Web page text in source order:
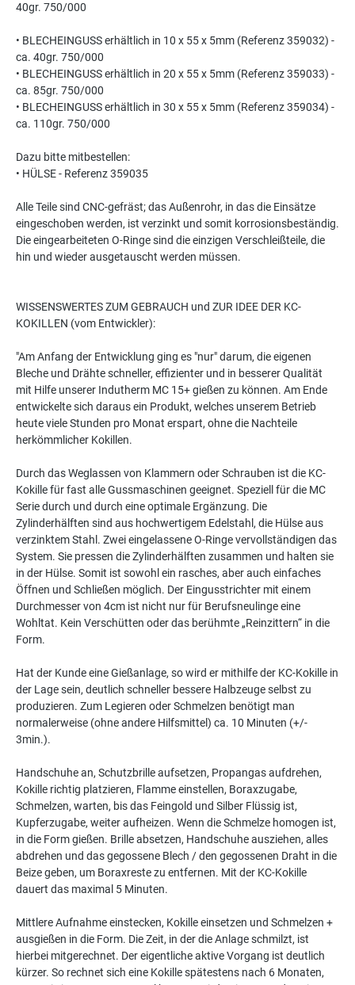
40gr. 750/000
• BLECHEINGUSS erhältlich in 10 x 55 x 5mm (Referenz 359032) -
ca. 40gr. 750/000
• BLECHEINGUSS erhältlich in 20 x 55 x 5mm (Referenz 359033) -
ca. 85gr. 750/000
• BLECHEINGUSS erhältlich in 30 x 55 x 5mm (Referenz 359034) -
ca. 110gr. 750/000
Dazu bitte mitbestellen:
• HÜLSE - Referenz 359035
Alle Teile sind CNC-gefräst; das Außenrohr, in das die Einsätze
eingeschoben werden, ist verzinkt und somit korrosionsbeständig.
Die eingearbeiteten O-Ringe sind die einzigen Verschleißteile, die
hin und wieder ausgetauscht werden müssen.
WISSENSWERTES ZUM GEBRAUCH und ZUR IDEE DER KC-
KOKILLEN (vom Entwickler):
"Am Anfang der Entwicklung ging es "nur" darum, die eigenen
Bleche und Drähte schneller, effizienter und in besserer Qualität
mit Hilfe unserer Indutherm MC 15+ gießen zu können. Am Ende
entwickelte sich daraus ein Produkt, welches unserem Betrieb
heute viele Stunden pro Monat erspart, ohne die Nachteile
herkömmlicher Kokillen.
Durch das Weglassen von Klammern oder Schrauben ist die KC-
Kokille für fast alle Gussmaschinen geeignet. Speziell für die MC
Serie durch und durch eine optimale Ergänzung. Die
Zylinderhälften sind aus hochwertigem Edelstahl, die Hülse aus
verzinktem Stahl. Zwei eingelassene O-Ringe vervollständigen das
System. Sie pressen die Zylinderhälften zusammen und halten sie
in der Hülse. Somit ist sowohl ein rasches, aber auch einfaches
Öffnen und Schließen möglich. Der Eingusstrichter mit einem
Durchmesser von 4cm ist nicht nur für Berufsneulinge eine
Wohltat. Kein Verschütten oder das berühmte „Reinzittern“ in die
Form.
Hat der Kunde eine Gießanlage, so wird er mithilfe der KC-Kokille in
der Lage sein, deutlich schneller bessere Halbzeuge selbst zu
produzieren. Zum Legieren oder Schmelzen benötigt man
normalerweise (ohne andere Hilfsmittel) ca. 10 Minuten (+/-
3min.).
Handschuhe an, Schutzbrille aufsetzen, Propangas aufdrehen,
Kokille richtig platzieren, Flamme einstellen, Boraxzugabe,
Schmelzen, warten, bis das Feingold und Silber Flüssig ist,
Kupferzugabe, weiter aufheizen. Wenn die Schmelze homogen ist,
in die Form gießen. Brille absetzen, Handschuhe ausziehen, alles
abdrehen und das gegossene Blech / den gegossenen Draht in die
Beize geben, um Boraxreste zu entfernen. Mit der KC-Kokille
dauert das maximal 5 Minuten.
Mittlere Aufnahme einstecken, Kokille einsetzen und Schmelzen +
ausgießen in die Form. Die Zeit, in der die Anlage schmilzt, ist
hierbei mitgerechnet. Der eigentliche aktive Vorgang ist deutlich
kürzer. So rechnet sich eine Kokille spätestens nach 6 Monaten,